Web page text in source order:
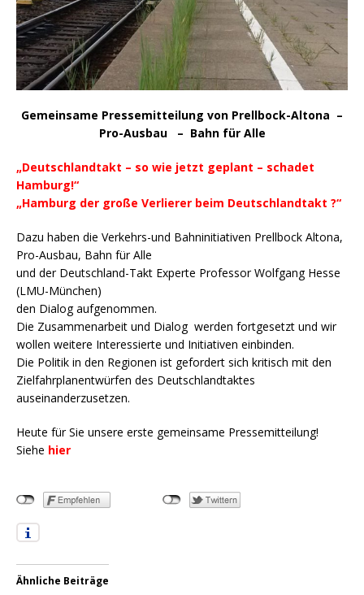
Gemeinsame Pressemitteilung von Prellbock-Altona –
Pro-Ausbau – Bahn für Alle
„Deutschlandtakt – so wie jetzt geplant – schadet
Hamburg!“
„Hamburg der große Verlierer beim Deutschlandtakt ?“
Dazu haben die Verkehrs-und Bahninitiativen Prellbock Altona,
Pro-Ausbau, Bahn für Alle
und der Deutschland-Takt Experte Professor Wolfgang Hesse
(LMU-München)
den Dialog aufgenommen.
Die Zusammenarbeit und Dialog werden fortgesetzt und wir
wollen weitere Interessierte und Initiativen einbinden.
Die Politik in den Regionen ist gefordert sich kritisch mit den
Zielfahrplanentwürfen des Deutschlandtaktes
auseinanderzusetzen.
Heute für Sie unsere erste gemeinsame Pressemitteilung!
Siehe hier
Ähnliche Beiträge